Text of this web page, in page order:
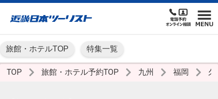
旅館・ホテルTOP 特集一覧
TOP 旅館・ホテル予約TOP 九州 福岡